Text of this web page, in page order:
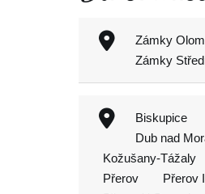
Zámky
Zámky
Biskupice
Dub nad
Kožušany-Tážaly
Přerov
Přerov